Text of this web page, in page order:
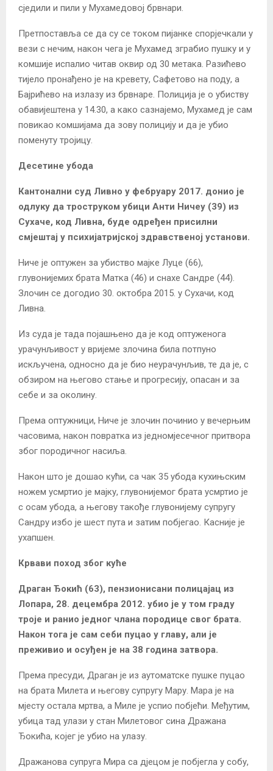
сједили и пили у Мухамедовој брвнари.
Претпоставља се да су се током пијанке спорјечкали у
вези с нечим, након чега је Мухамед зграбио пушку и у
комшије испалио читав оквир од 30 метака. Разићево
тијело пронађено је на кревету, Сафетово на поду, а
Бајрићево на излазу из брвнаре. Полиција је о убиству
обавијештена у 14.30, а како сазнајемо, Мухамед је сам
повикао комшијама да зову полицију и да је убио
поменуту тројицу.
Десетине убода
Кантонални суд Ливно у фебруару 2017. донио је
одлуку да троструком убици Анти Ничеу (39) из
Сухаче, код Ливна, буде одређен присилни
смјештај у психијатријској здравственој установи.
Ниче је оптужен за убиство мајке Луце (66),
глувонијемих брата Матка (46) и снахе Сандре (44).
Злочин се догодио 30. октобра 2015. у Сухачи, код
Ливна.
Из суда је тада појашњено да је код оптуженога
урачунљивост у вријеме злочина била потпуно
искључена, односно да је био неурачунљив, те да је, с
обзиром на његово стање и прогресију, опасан и за
себе и за околину.
Према оптужници, Ниче је злочин починио у вечерњим
часовима, након повратка из једномјесечног притвора
због породичног насиља.
Након што је дошао кући, са чак 35 убода кухињским
ножем усмртио је мајку, глувонијемог брата усмртио је
с осам убода, а његову такође глувонијему супругу
Сандру избо је шест пута и затим побјегао. Касније је
ухапшен.
Крвави поход због куће
Драган Ђокић (63), пензионисани полицајац из
Лопара, 28. децембра 2012. убио је у том граду
троје и ранио једног члана породице свог брата.
Након тога је сам себи пуцао у главу, али је
преживио и осуђен је на 38 година затвора.
Према пресуди, Драган је из аутоматске пушке пуцао
на брата Милета и његову супругу Мару. Мара је на
мјесту остала мртва, а Миле је успио побјећи. Међутим,
убица тад улази у стан Милетовог сина Дражана
Ђокића, којег је убио на улазу.
Дражанова супруга Мира са дјецом је побјегла у собу,